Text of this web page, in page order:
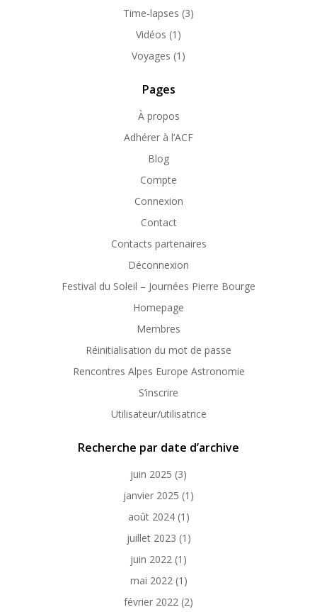
Time-lapses (3)
Vidéos (1)
Voyages (1)
Pages
À propos
Adhérer à l’ACF
Blog
Compte
Connexion
Contact
Contacts partenaires
Déconnexion
Festival du Soleil – Journées Pierre Bourge
Homepage
Membres
Réinitialisation du mot de passe
Rencontres Alpes Europe Astronomie
S’inscrire
Utilisateur/utilisatrice
Recherche par date d’archive
juin 2025 (3)
janvier 2025 (1)
août 2024(1)
juillet 2023 (1)
juin 2022 (1)
mai 2022(1)
février 2022 (2)